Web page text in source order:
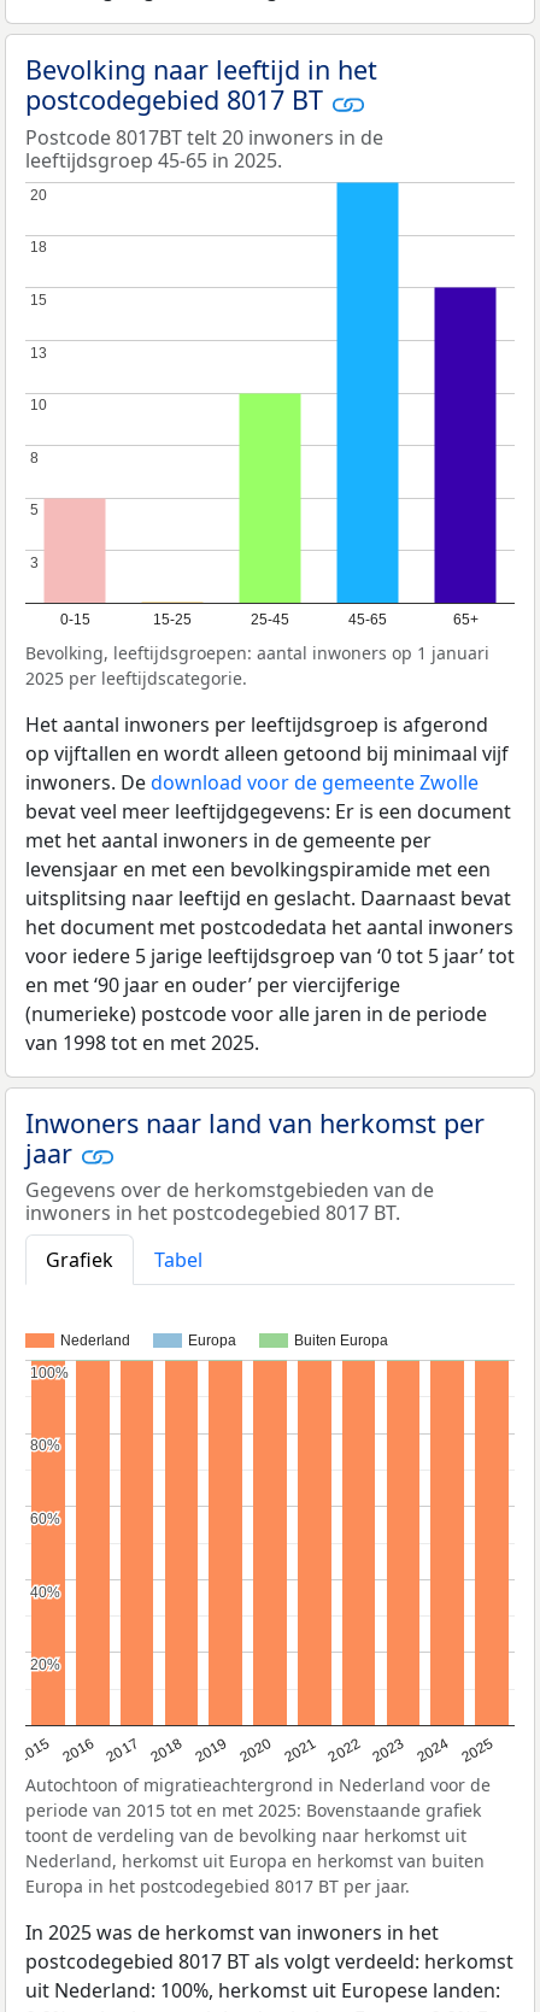
Bevolking naar leeftijd in het
postcodegebied 8017 BT
Postcode 8017BT telt 20 inwoners in de
leeftijdsgroep 45-65 in 2025.
0-15 15-25 25-45 45-65 65+
3
3
5
5
8
8
10
10
13
13
15
15
18
18
20
20
Bevolking, leeftijdsgroepen: aantal inwoners op 1 januari
2025 per leeftijdscategorie.
Het aantal inwoners per leeftijdsgroep is afgerond
op vijftallen en wordt alleen getoond bij minimaal vijf
inwoners. Dedownload voor de gemeente Zwolle
bevat veel meer leeftijdgegevens: Er is een document
met het aantal inwoners in de gemeente per
levensjaar en met een bevolkingspiramide met een
uitsplitsing naar leeftijd en geslacht. Daarnaast bevat
het document met postcodedata het aantal inwoners
voor iedere 5 jarige leeftijdsgroep van ‘0 tot 5 jaar’ tot
en met ‘90 jaar en ouder’ per viercijferige
(numerieke) postcode voor alle jaren in de periode
van 1998 tot en met 2025.
Inwoners naar land van herkomst per
jaar
Gegevens over de herkomstgebieden van de
inwoners in het postcodegebied 8017 BT.
Grafiek
Tabel
Nederland Europa Buiten Europa
2015 2016 2017 2018 2019 2020 2021 2022 2023 2024 2025
20%
20%
40%
40%
60%
60%
80%
80%
100%
100%
Autochtoon of migratieachtergrond in Nederland voor de
periode van 2015 tot en met 2025: Bovenstaande grafiek
toont de verdeling van de bevolking naar herkomst uit
Nederland, herkomst uit Europa en herkomst van buiten
Europa in het postcodegebied 8017 BT per jaar.
In 2025 was de herkomst van inwoners in het
postcodegebied 8017 BT als volgt verdeeld: herkomst
uit Nederland: 100%, herkomst uit Europese landen: